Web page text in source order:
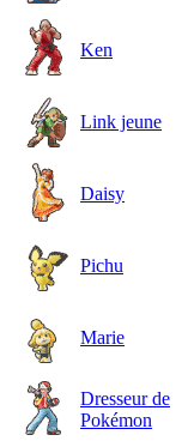
Ken
Link jeune
Daisy
Pichu
Marie
Dresseur de
Pokémon